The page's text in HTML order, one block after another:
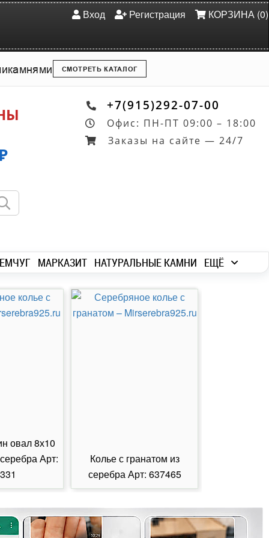
Вход Регистрация КОРЗИНА (0)
камнями СМОТРЕТЬ КАТАЛОГ
+7(915)292-07-00
Офис: ПН-ПТ 09:00 – 18:00
Заказы на сайте — 24/7
МАРКАЗИТ НАТУРАЛЬНЫЕ КАМНИ ЕЩЁ
овал 8х10
Арт:
Колье с гранатом из
серебра Арт: 637465